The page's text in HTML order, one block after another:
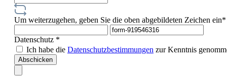
Um weiterzugehen, geben Sie die oben abgebildeten Zeichen ein*
Datenschutz *
Ich habe die Datenschutzbestimmungen zur Kenntnis
Abschicken